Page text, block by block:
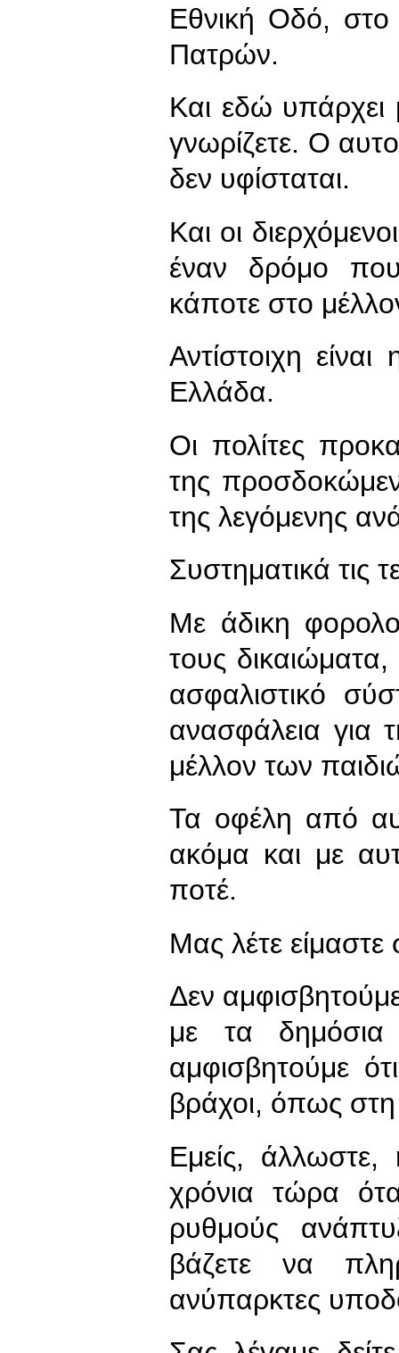
Εθνική Οδό, στο
Πατρών.
Και εδώ υπάρχει
γνωρίζετε. Ο
δεν υφίσταται.
Και οι
έναν δρόμο που
κάποτε στο
Αντίστοιχη
Ελλάδα.
Οι πολίτες
της
της λεγόμενης
Συστηματικά τις
Με άδικη
τους
ασφαλιστικό
ανασφάλεια για
μέλλον των
Τα οφέλη από
ακόμα και με
ποτέ.
Μας λέτε
Δεν
με τα δημόσια
αμφισβητούμε
βράχοι, όπως
Εμείς,
χρόνια τώρα
ρυθμούς
βάζετε να
ανύπαρκτες